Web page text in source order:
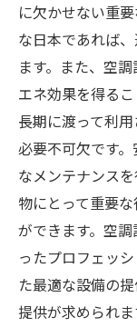
に欠かせない重
な日本であれば
ます。また、空
エネ効果を得る
長期に渡って利
必要不可欠です
なメンテナンス
物にとって重要
ができます。空
ったプロフェッ
た最適な設備の
提供が求められ